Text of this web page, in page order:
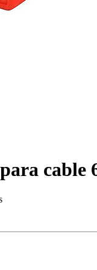
cable